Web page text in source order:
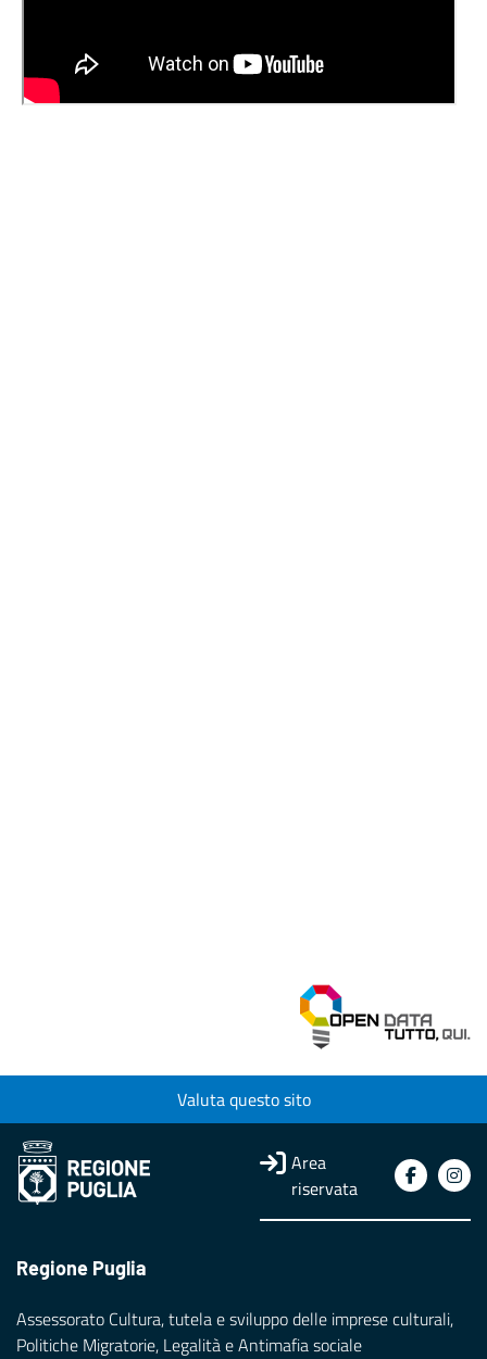
Valuta questo sito
Area
riservata
Regione Puglia
Assessorato Cultura, tutela e sviluppo delle imprese culturali,
Politiche Migratorie, Legalità e Antimafia sociale